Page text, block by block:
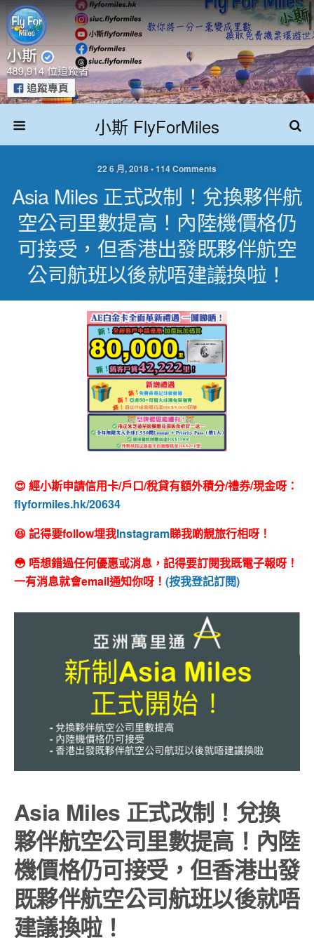
小斯 FlyForMiles
22 6 月, 2018 • 114 Comments
Asia Miles 正式改制！兌換夥伴航
空公司里數提高！內陸機價格仍
可接受，但香港出發既夥伴航空
公司航班以後就唔建議換啦！
😍 經小斯申請信用卡/戶口/稅貸有額外積分/禮券/現金呀：
flyformiles.hk/20634
😆 記得要follow埋我Instagram睇我啲靚旅行相呀！
😳 唔想錯過任何優惠或消息，記得要訂閱我既電子報呀！
一有消息就會email通知你呀！ (按我登記訂閱)
Asia Miles 正式改制！兌換
夥伴航空公司里數提高！內陸
機價格仍可接受，但香港出發
既夥伴航空公司航班以後就唔
建議換啦！